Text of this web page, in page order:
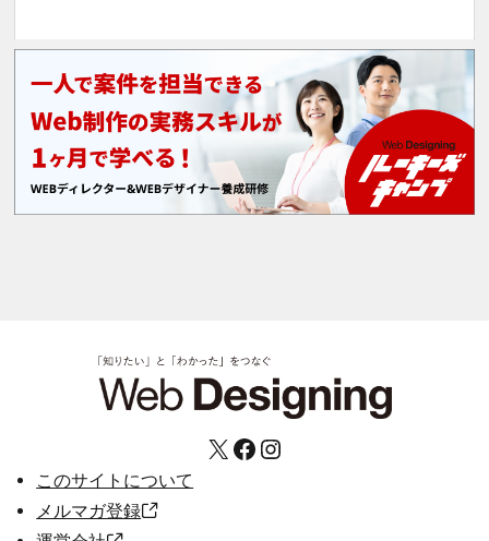
X Facebook Instagram
このサイトについて
メルマガ登録